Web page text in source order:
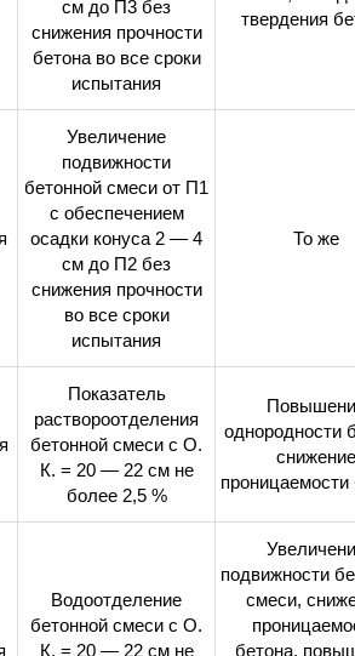
см до П3 без
снижения прочности
бетона во все сроки
испытания
твердения
Увеличение
подвижности
бетонной смеси от П1
с обеспечением
осадки конуса 2 — 4
см до П2 без
снижения прочности
во все сроки
испытания
То же
Показатель
раствороотделения
бетонной смеси с О.
К. = 20 — 22 см не
более 2,5 %
однородности
снижение
проницаемости
Водоотделение
бетонной смеси с О.
К. = 20 — 22 см не
подвижности
смеси,
бетона,